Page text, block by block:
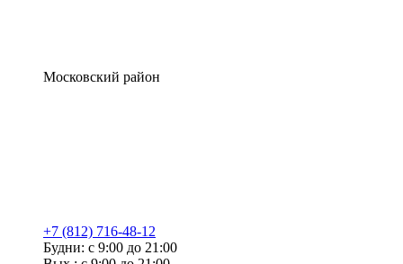
Московский район
+7 (812) 716-48-12
Будни: с 9:00 до 21:00